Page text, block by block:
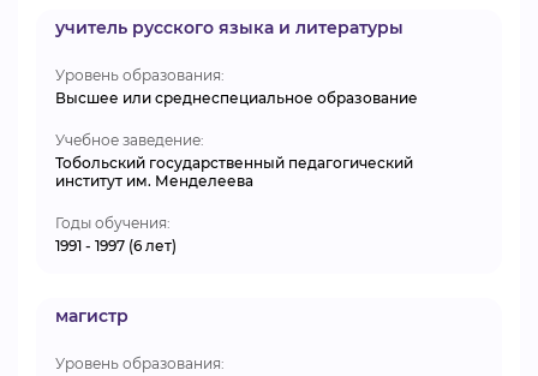
учитель русского языка и литературы
Уровень образования:
Высшее или среднеспециальное образование
Учебное заведение:
Тобольский государственный педагогический
институт им. Менделеева
Годы обучения:
1991 - 1997 (6 лет)
магистр
Уровень образования: